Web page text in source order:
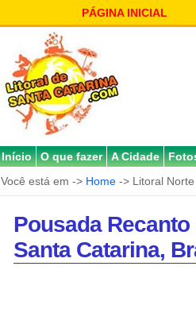
PÁGINA INICIAL
Início O que fazer A Cidade
Você está em -> Home -> Litoral
Pousada
Santa Catarina,